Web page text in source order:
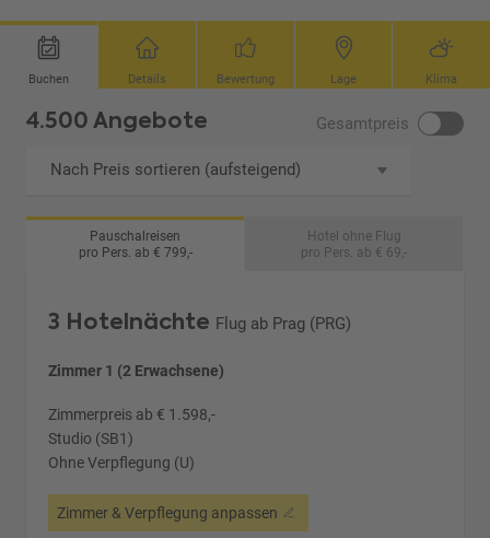
Buchen Details Bewertung Lage Klima
4.500 Angebote Gesamtpreis
Nach Preis sortieren (aufsteigend)
Pauschalreisen
pro Pers. ab € 799,-
Hotel ohne Flug
pro Pers. ab € 69,-
3 Hotelnächte Flug ab Prag (PRG)
Zimmer 1 (2 Erwachsene)
Zimmerpreis ab € 1.598,-
Studio (SB1)
Ohne Verpflegung (U)
Zimmer & Verpflegung anpassen